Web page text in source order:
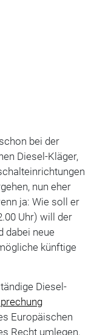
bei der
Diesel-Kläger,
nun eher
ja: Wie soll er
Uhr) will der
dabei neue
künftige
Diesel-
Europäischen
Recht umlegen.